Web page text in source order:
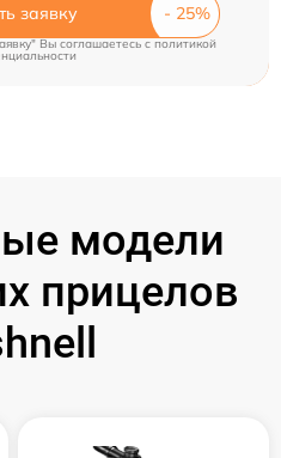
заявку
Вы соглашаетесь cполитикой
модели
прицелов